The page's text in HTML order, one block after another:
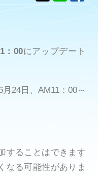
：00にアップデート
24日、AM11：00～
することはできます
なる可能性がありま